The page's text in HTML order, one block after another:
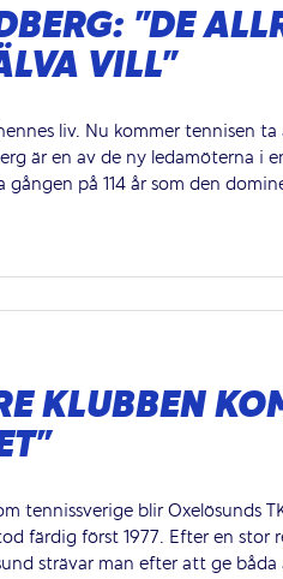
”DE
VILL”
liv. Nu kommer tennisen
är en av de ny ledamöterna i
på 114 år som den
KLUBBEN
tennissverige blir Oxelösunds
färdig först 1977. Efter en
strävar man efter att ge